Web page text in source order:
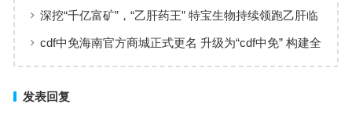
实现高效服务响应
深挖“千亿富矿”，“乙肝药王” 特宝生物持续领跑乙肝临
床治愈
cdf中免海南官方商城正式更名 升级为“cdf中免” 构建全
发表回复